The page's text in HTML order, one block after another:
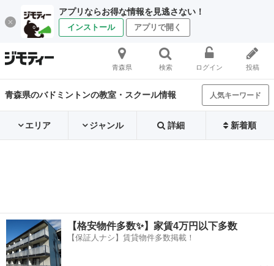
アプリならお得な情報を見逃さない！
インストール アプリで開く
青森県 検索 ログイン 投稿
青森県のバドミントンの教室・スクール情報 人気キーワード
エリア ジャンル 詳細 新着順
【格安物件多数✨】家賃4万円以下多数
【保証人ナシ】賃貸物件多数掲載！